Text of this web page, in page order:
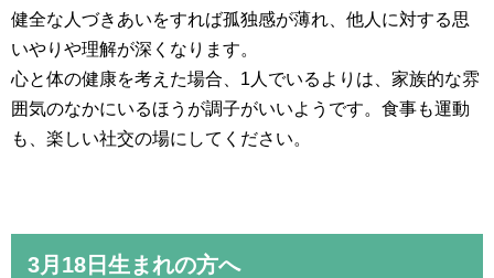
健全な人づきあいをすれば孤独感が薄れ、他人に対する思
いやりや理解が深くなります。
心と体の健康を考えた場合、1人でいるよりは、家族的な雰
囲気のなかにいるほうが調子がいいようです。食事も運動
も、楽しい社交の場にしてください。
3月18日生まれの方へ